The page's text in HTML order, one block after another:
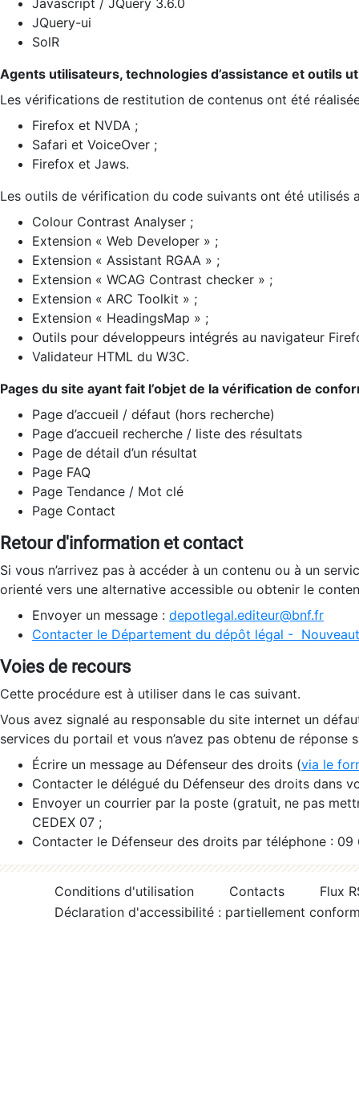
Javascript / JQuery 3.6.0
JQuery-ui
SolR
Agents utilisateurs, technologies d’assistance et outils
Les vérifications de restitution de contenus ont été
Firefox et NVDA ;
Safari et VoiceOver ;
Firefox et Jaws.
Les outils de vérification du code suivants ont été utilisés
Colour Contrast Analyser ;
Extension « Web Developer » ;
Extension « Assistant RGAA » ;
Extension « WCAG Contrast checker » ;
Extension « ARC Toolkit » ;
Extension « HeadingsMap » ;
Outils pour développeurs intégrés au navigateur
Validateur HTML du W3C.
Pages du site ayant fait l’objet de la vérification de
Page d’accueil / défaut (hors recherche)
Page d’accueil recherche / liste des résultats
Page de détail d’un résultat
Page FAQ
Page Tendance / Mot clé
Page Contact
Retour d'information et contact
Si vous n’arrivez pas à accéder à un contenu ou à un
orienté vers une alternative accessible ou obtenir le
Envoyer un message : depotlegal.editeur@bnf.fr
Contacter le Département du dépôt légal -
Voies de recours
Cette procédure est à utiliser dans le cas suivant.
Vous avez signalé au responsable du site internet un
services du portail et vous n’avez pas obtenu de réponse
Écrire un message au Défenseur des droits (via le
Contacter le délégué du Défenseur des droits dans
Envoyer un courrier par la poste (gratuit, ne pas
CEDEX 07 ;
Contacter le Défenseur des droits par téléphone :
Conditions d'utilisation Contacts
Flux
Déclaration d'accessibilité : partiellement